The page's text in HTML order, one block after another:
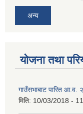
अन्य
योजना तथा
गाउँसभाबाट पारित
मिति: 10/03/2018 -